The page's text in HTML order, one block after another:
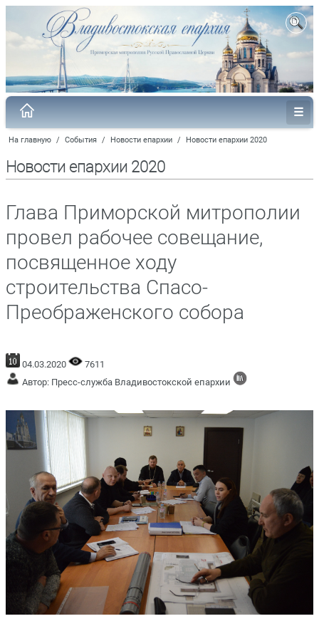
На главную / События / Новости епархии / Новости епархии 2020
Новости епархии 2020
Глава Приморской митрополии
провел рабочее совещание,
посвященное ходу
строительства Спасо-
Преображенского собора
04.03.2020
7611
Автор: Пресс-служба Владивостокской епархии